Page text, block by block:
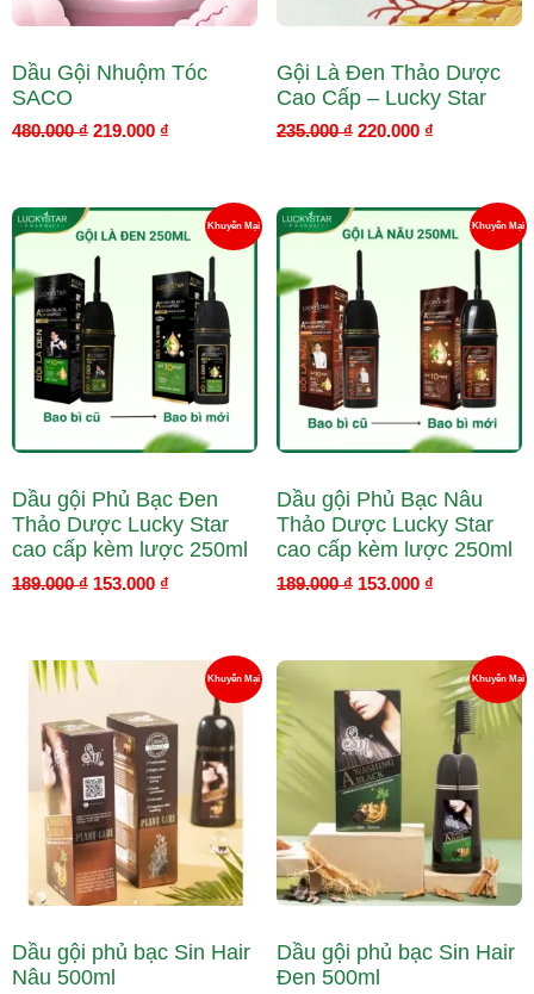
Dầu Gội Nhuộm Tóc
SACO
480.000₫ 219.000 ₫
Gội Là Đen Thảo Dược
Cao Cấp – Lucky Star
235.000₫ 220.000 ₫
Khuyến MạiSản
Phẩm
Dầu gội Phủ Bạc Đen
Thảo Dược Lucky Star
cao cấp kèm lược 250ml
189.000₫
Giá
gốc
là:
189.000 ₫.
153.000 ₫
Giá
hiện
là:
153.000 ₫.
Khuyến Mại
Dầu gội Phủ Bạc Nâu
Thảo Dược Lucky Star
cao cấp kèm lược 250ml
189.000₫
Giá
gốc
là:
189.000 ₫.
153.000 ₫
Giá
hiện
153.000 ₫.
Khuyến MạiSản
Phẩm
Dầu gội phủ bạc Sin Hair
Nâu 500ml
Giá
gốc
là:
650.000 ₫.là:
350.000 ₫.
Khuyến Mại
Dầu gội phủ bạc Sin Hair
Đen 500ml
gốc
là:
800.000 ₫.
Giá
hiện
tại
là:
350.000 ₫.